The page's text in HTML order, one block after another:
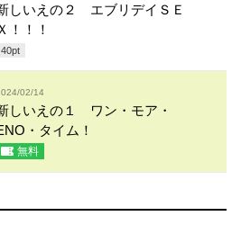
しいえの２ エブリデイＳＥ
Ｘ！！！
40pt
02/14
しいえの１ ワン・モア・
・タイム！
無料